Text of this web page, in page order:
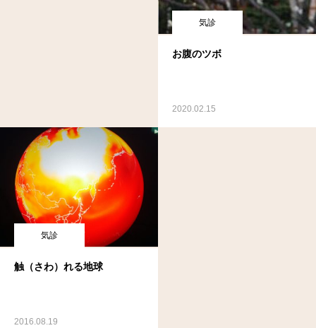
気診
お腹のツボ
2020.02.15
気診
触（さわ）れる地球
2016.08.19